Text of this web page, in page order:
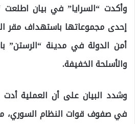
وأكدت “السرايا” في بيان اطلعت
إحدى مجموعاتها باستهداف مقر
أمن الدولة في مدينة “الرستن”
والأسلحة الخفيفة.
وشدد البيان على أن العملية
في صفوف قوات النظام السوري،